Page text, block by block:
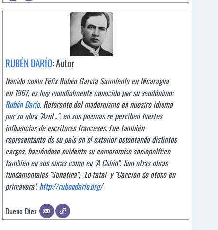
RUBÉN DARÍO: Autor
Nacido como Félix Rubén García Sarmiento en Nicaragua
en 1867, es hoy mundialmente conocido por su seudónimo:
Rubén Darío. Referente del modernismo en nuestro idioma
por su obra "Azul...", en sus poemas se perciben fuertes
influencias de escritores franceses. Fue también
representante de su país en el exterior ostentando distintos
cargos, haciéndose evidente su compromiso sociopolítico
también en sus obras como en "A Colón". Son otras obras
fundamentales "Sonatina", "Lo fatal" y "Canción de otoño en
primavera".http://rubendario.org/
Bueno Diez